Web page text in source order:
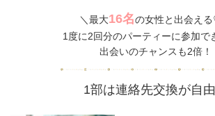
＼最大16名の女性と出会え
1度に2回分のパーティーに参加で
出会いのチャンスも2倍！
1部は連絡先交換が自由